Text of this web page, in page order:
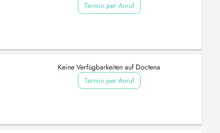
Termin per Anruf
Keine Verfügbarkeiten auf Doctena
Termin per Anruf